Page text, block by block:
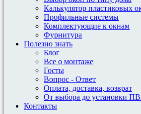
Калькулятор пластиковых
Профильные системы
Комплектующие к окнам
Фурнитура
Полезно знать
Блог
Все о монтаже
Госты
Вопрос - Ответ
Оплата, доставка, возврат
От выбора до установки
Контакты
На 2023 Г.
Акции
1. Скидка 3% при заказе от 40 тысяч
Телефон:+7 (4852) 200-551
+7 (4852) 200-551
г. Ярославль ул. Вспольинское поле 16